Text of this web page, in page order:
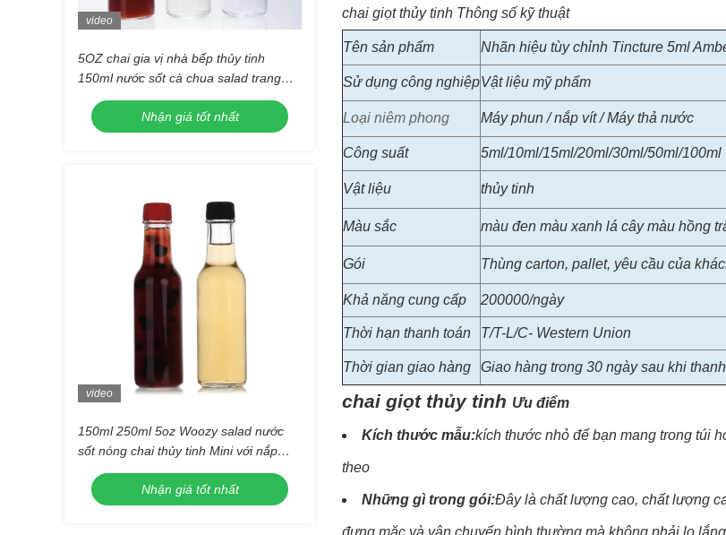
video
5OZ chai gia vị nhà bếp thủy tinh
150ml nước sốt cà chua salad trang
điểm in màn hình
Nhận giá tốt nhất
video
150ml 250ml 5oz Woozy salad nước
sốt nóng chai thủy tinh Mini với nắp
đen chống rò rỉ
Nhận giá tốt nhất
chai giọt thủy tinh Thông số kỹ thuật
Tên sản phẩm Nhãn hiệu tùy chỉnh Tincture 5ml
Sử dụng công nghiệpVật liệu mỹ phẩm
Loại niêm phong Máy phun / nắp vít / Máy thả nước
Công suất 5ml/10ml/15ml/20ml/30ml/50ml/100ml
Vật liệu thủy tinh
Màu sắc màu đen màu xanh lá cây màu hồng
Gói Thùng carton, pallet, yêu cầu của
Khả năng cung cấp 200000/ngày
Thời hạn thanh toán T/T-L/C- Western Union
Thời gian giao hàng Giao hàng trong 30 ngày sau khi
chai giọt thủy tinh Ưu điểm
Kích thước mẫu:kích thước nhỏ để bạn mang trong túi
theo
Những gì trong gói:Đây là chất lượng cao, chất lượng